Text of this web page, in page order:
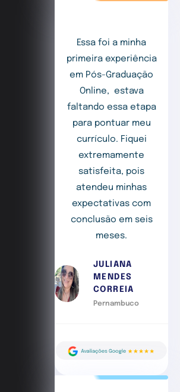
Essa foi a minha
primeira experiência
em Pós-Graduação
Online, estava
faltando essa etapa
para pontuar meu
currículo. Fiquei
extremamente
satisfeita, pois
atendeu minhas
expectativas com
conclusão em seis
meses.
JULIANA
MENDES
CORREIA
Pernambuco